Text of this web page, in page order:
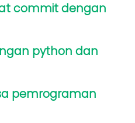
commit dengan
python dan
pemrograman